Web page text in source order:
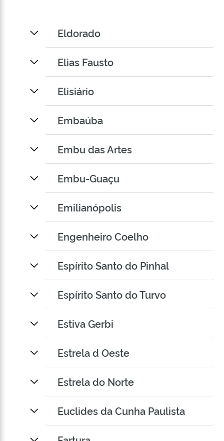
Eldorado
Elias Fausto
Elisiário
Embaúba
Embu das Artes
Embu-Guaçu
Emilianópolis
Engenheiro Coelho
Espírito Santo do Pinhal
Espírito Santo do Turvo
Estiva Gerbi
Estrela d Oeste
Estrela do Norte
Euclides da Cunha Paulista